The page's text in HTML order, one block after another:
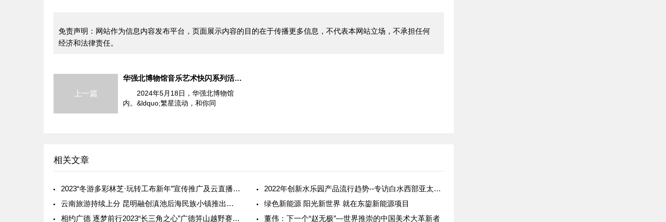
免责声明：网站作为信息内容发布平台，页面展示内容的目的在于传播更多信息，不代表本网站立场，不承担任何
经济和法律责任。
上一篇
华强北博物馆音乐艺术快闪系列活动——“探艺在即”完美收官！
2024年5月18日，华强北博物馆
内。&ldquo;繁星流动，和你同
相关文章
2023“冬游多彩林芝·玩转工布新年”宣传推广及云直播活动正式启动
2022年创新水乐园产品流行趋势--专访白水西部亚太区副总裁大卫·博格多诺夫先生
云南旅游持续上分 昆明融创滇池后海民族小镇推出消费优惠券
绿色新能源 阳光新世界 就在东鋆新能源项目
相约广德 逐梦前行2023“长三角之心”广德笄山越野赛圆满落幕
董伟：下一个“赵无极”—世界推崇的中国美术大革新者